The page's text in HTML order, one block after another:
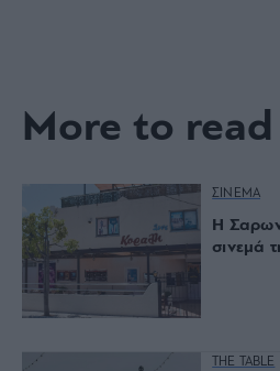
More to read
ΣΙΝΕΜΑ
Η
σινεμά
THE TABLE